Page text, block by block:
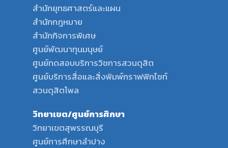
สำนักยุทธศาสตร์และแผน
สำนักกฎหมาย
สำนักกิจการพิเศษ
ศูนย์พัฒนาทุนมนุษย์
ศูนย์ทดสอบบริการวิชการสวนดุสิต
ศูนย์บริการสื่อและสิ่งพิมพ์กราฟฟิกไซท์
สวนดุสิตโพล
วิทยาเขต/ศูนย์การศึกษา
วิทยาเขตสุพรรณบุรี
ศูนย์การศึกษาลำปาง